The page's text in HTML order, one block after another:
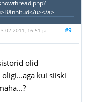
u></a>
#9
02-2011, 16:51 ja
olid
kui siiski